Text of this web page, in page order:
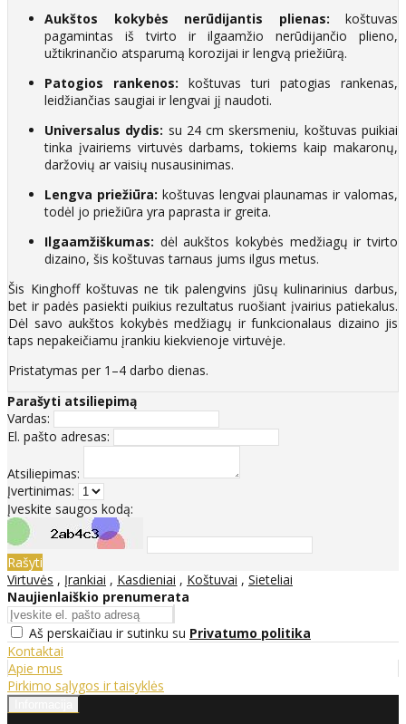
Aukštos kokybės nerūdijantis plienas: koštuvas
pagamintas iš tvirto ir ilgaamžio nerūdijančio plieno,
užtikrinančio atsparumą korozijai ir lengvą priežiūrą.
Patogios rankenos: koštuvas turi patogias rankenas,
leidžiančias saugiai ir lengvai jį naudoti.
Universalus dydis: su 24 cm skersmeniu, koštuvas puikiai
tinka įvairiems virtuvės darbams, tokiems kaip makaronų,
daržovių ar vaisių nusausinimas.
Lengva priežiūra: koštuvas lengvai plaunamas ir valomas,
todėl jo priežiūra yra paprasta ir greita.
Ilgaamžiškumas: dėl aukštos kokybės medžiagų ir tvirto
dizaino, šis koštuvas tarnaus jums ilgus metus.
Šis Kinghoff koštuvas ne tik palengvins jūsų kulinarinius darbus,
bet ir padės pasiekti puikius rezultatus ruošiant įvairius patiekalus.
Dėl savo aukštos kokybės medžiagų ir funkcionalaus dizaino jis
taps nepakeičiamu įrankiu kiekvienoje virtuvėje.
Pristatymas per 1–4 darbo dienas.
Parašyti atsiliepimą
Vardas:
El. pašto adresas:
Atsiliepimas:
Įvertinimas:
Įveskite saugos kodą:
Rašyti
Virtuvės , Įrankiai , Kasdieniai , Koštuvai , Sieteliai
Naujienlaiškio prenumerata
Aš perskaičiau ir sutinku su Privatumo politika
Kontaktai
Apie mus
Pirkimo sąlygos ir taisyklės